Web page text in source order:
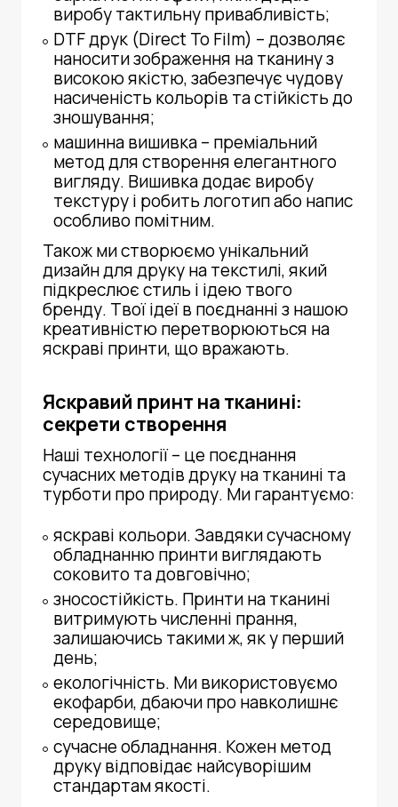
виробу тактильну привабливість;
DTF друк (Direct To Film) – дозволяє
наносити зображення на тканину з
високою якістю, забезпечує чудову
насиченість кольорів та стійкість до
зношування;
машинна вишивка – преміальний
метод для створення елегантного
вигляду. Вишивка додає виробу
текстуру і робить логотип або напис
особливо помітним.
Також ми створюємо унікальний
дизайн для друку на текстилі, який
підкреслює стиль і ідею твого
бренду. Твої ідеї в поєднанні з нашою
креативністю перетворюються на
яскраві принти, що вражають.
Яскравий принт на тканині:
секрети створення
Наші технології – це поєднання
сучасних методівдруку на тканині та
турботи про природу. Ми гарантуємо:
яскраві кольори. Завдяки сучасному
обладнанню принти виглядають
соковито та довговічно;
зносостійкість. Принти на тканині
витримують численні прання,
залишаючись такими ж, як у перший
день;
екологічність. Ми використовуємо
екофарби, дбаючи про навколишнє
середовище;
сучасне обладнання. Кожен метод
друку відповідає найсуворішим
стандартам якості.